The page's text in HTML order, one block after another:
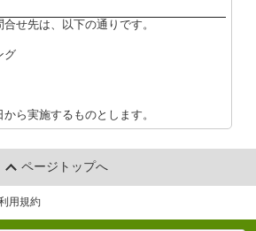
せ先は、以下の通りです。
グ
ら実施するものとします。
ページトップへ
用規約